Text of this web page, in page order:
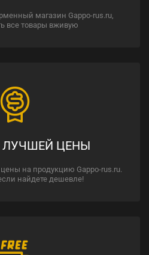
магазин Gappo-rus.ru,
все товары вживую
ЛУЧШЕЙ ЦЕНЫ
на продукцию Gappo-rus.ru.
найдете дешевле!